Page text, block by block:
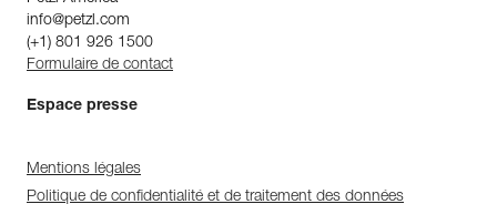
info@petzl.com
(+1) 801 926 1500
Formulaire de contact
Espace presse
Mentions légales
Politique de confidentialité et de traitement des données